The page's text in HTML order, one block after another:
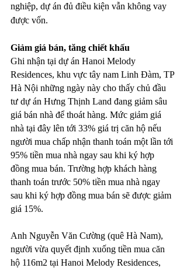
nghiệp, dự án đủ điều kiện vẫn không vay
được vốn.
Giảm giá bán, tăng chiết khấu
Ghi nhận tại dự án Hanoi Melody
Residences, khu vực tây nam Linh Đàm, TP
Hà Nội những ngày này cho thấy chủ đầu
tư dự án Hưng Thịnh Land đang giảm sâu
giá bán nhà để thoát hàng. Mức giảm giá
nhà tại đây lên tới 33% giá trị căn hộ nếu
người mua chấp nhận thanh toán một lần tới
95% tiền mua nhà ngay sau khi ký hợp
đồng mua bán. Trường hợp khách hàng
thanh toán trước 50% tiền mua nhà ngay
sau khi ký hợp đồng mua bán sẽ được giảm
giá 15%.
Anh Nguyễn Văn Cường (quê Hà Nam),
người vừa quyết định xuống tiền mua căn
hộ 116m2 tại Hanoi Melody Residences,